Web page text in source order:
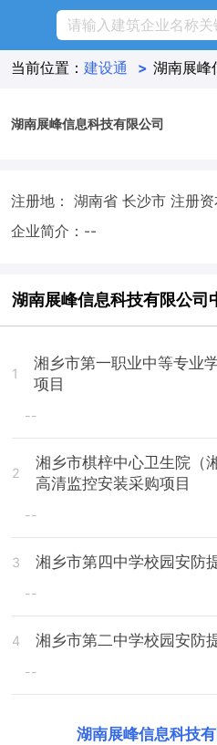
当前位置： 建设通 > 湖南展峰
湖南展峰信息科技有限公司
注册地： 湖南省 长沙市 注册
企业简介：--
湖南展峰信息科技有限公司
1
湘乡市第一职业中等专业
项目
--
2
湘乡市棋梓中心卫生院（
高清监控安装采购项目
--
3 湘乡市第四中学校园安防
--
4 湘乡市第二中学校园安防
--
湖南展峰信息科技